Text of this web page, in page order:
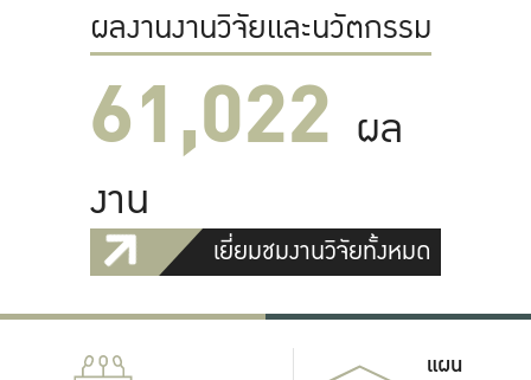
ผลงานงานวิจัยและนวัตกรรม
61,022 ผล
งาน
เยี่ยมชมงานวิจัยทั้งหมด
แผน